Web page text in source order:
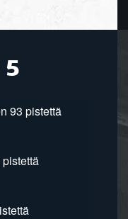
5
93 pistettä